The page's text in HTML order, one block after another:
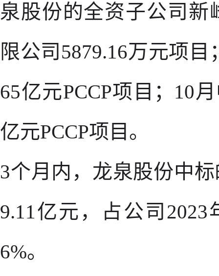
泉股份的全资子公司
限公司5879.16万元项
65亿元PCCP项目；10
亿元PCCP项目。
3个月内，龙泉股份中
9.11亿元，占公司
6%。